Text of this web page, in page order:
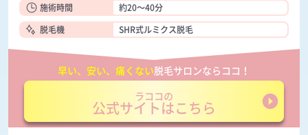
施術時間
約20～40分
脱毛機
SHR式ルミクス脱毛
早い、安い、痛くない脱毛サロンならココ！
ラココの
公式サイトはこちら